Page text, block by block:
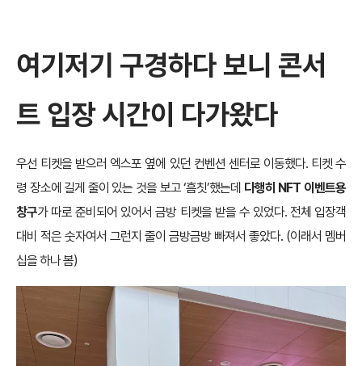
여기저기 구경하다 보니 콘서
트 입장 시간이 다가왔다
우선 티켓을 받으러 엑스포 옆에 있던 컨벤션 센터로 이동했다. 티켓 수
령 장소에 길게 줄이 있는 것을 보고 ‘흠칫’했는데 다행히 NFT 이벤트용
창구가 따로 준비되어 있어서 금방 티켓을 받을 수 있었다. 전체 입장객
대비 적은 숫자여서 그런지 줄이 금방금방 빠져서 좋았다. (이래서 멤버
십을 하나 봄)